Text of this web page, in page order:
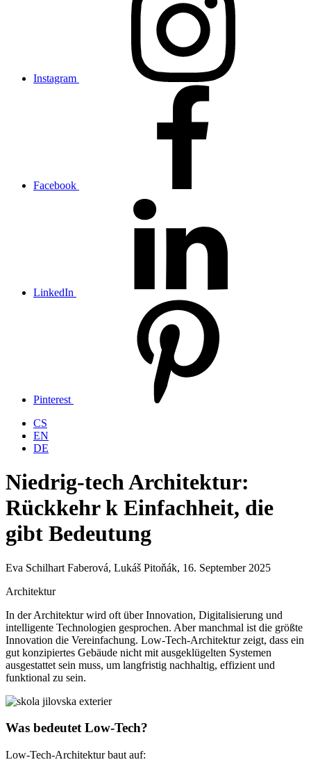
Instagram
Facebook
LinkedIn
Pinterest
CS
EN
DE
Niedrig-techArchitektur:
Rückkehrk Einfachheit, die
gibt Bedeutung
Eva Schilhart Faberová, Lukáš Pitoňák, 16. September 2025
Architektur
In der Architektur wird oft über Innovation, Digitalisierung und
intelligente Technologien gesprochen. Aber manchmal ist die größte
Innovation die Vereinfachung. Low-Tech-Architektur zeigt, dass ein
gut konzipiertes Gebäude nicht mit ausgeklügelten Systemen
ausgestattet sein muss, um langfristig nachhaltig, effizient und
funktional zu sein.
Was bedeutet Low-Tech?
Low-Tech-Architektur baut auf: